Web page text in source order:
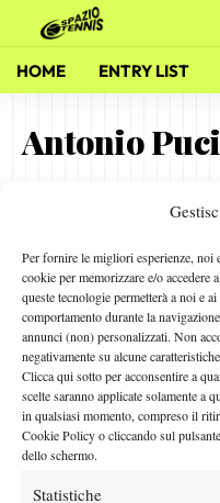
Per fornire le migliori esperienze, noi
cookie per memorizzare e/o
queste tecnologie permetterà a noi e
comportamento durante la
annunci (non) personalizzati. Non
negativamente su alcune
Clicca qui sotto per acconsentire a
scelte saranno applicate solamente a
in qualsiasi momento, compreso il
Cookie Policy o cliccando sul
dello schermo.
Statistiche
HOME ENTRY LIST
Antonio Puci
Greenset: la migliore
27 Settembre 2014
Redazione